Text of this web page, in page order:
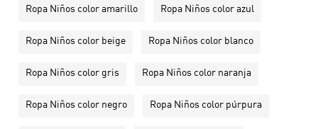
Ropa Niños color amarillo Ropa Niños color azul
Ropa Niños color beige Ropa Niños color blanco
Ropa Niños color gris Ropa Niños color naranja
Ropa Niños color negro Ropa Niños color púrpura